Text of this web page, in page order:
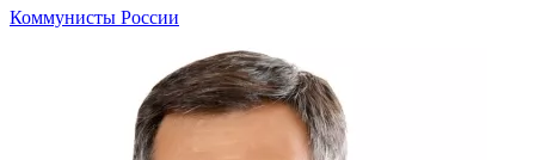
Коммунисты России